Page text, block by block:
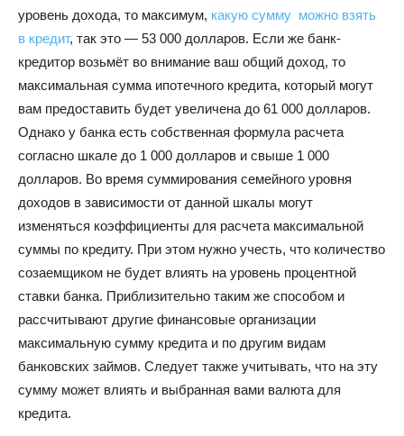
уровень дохода, то максимум, какую сумму можно взять
в кредит, так это — 53 000 долларов. Если же банк-
кредитор возьмёт во внимание ваш общий доход, то
максимальная сумма ипотечного кредита, который могут
вам предоставить будет увеличена до 61 000 долларов.
Однако у банка есть собственная формула расчета
согласно шкале до 1 000 долларов и свыше 1 000
долларов. Во время суммирования семейного уровня
доходов в зависимости от данной шкалы могут
изменяться коэффициенты для расчета максимальной
суммы по кредиту. При этом нужно учесть, что количество
созаемщиком не будет влиять на уровень процентной
ставки банка. Приблизительно таким же способом и
рассчитывают другие финансовые организации
максимальную сумму кредита и по другим видам
банковских займов. Следует также учитывать, что на эту
сумму может влиять и выбранная вами валюта для
кредита.